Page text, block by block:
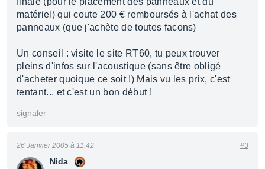
matériel) qui coute 200 € remboursés à l'achat des
panneaux (que j'achète de toutes facons)
Un conseil : visite le site RT60, tu peux trouver
pleins d'infos sur l'acoustique (sans être obligé
d'acheter quoique ce soit !) Mais vu les prix, c'est
tentant... et c'est un bon début !
signaler
Nida
26 Janvier 2005 à 11:42 #3